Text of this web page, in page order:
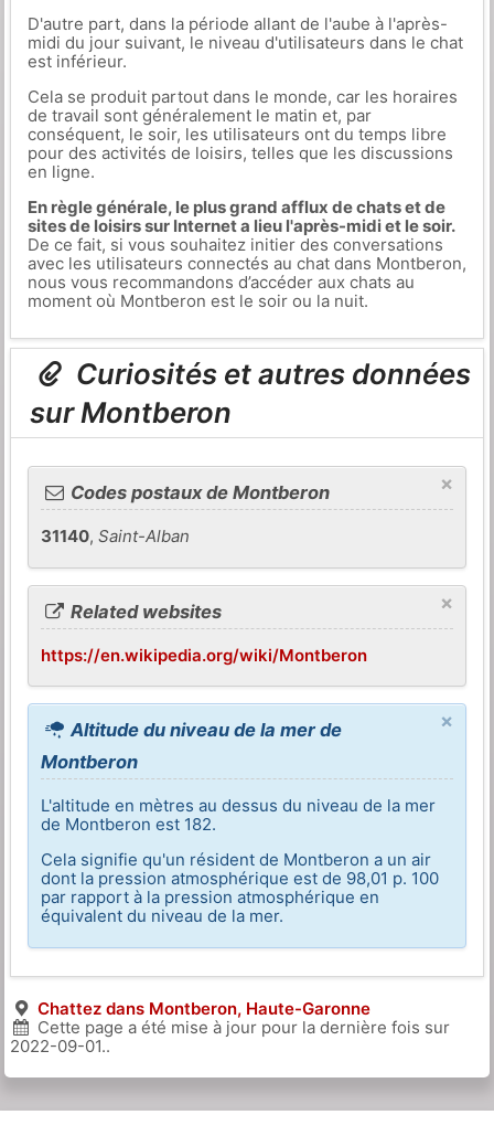
D'autre part, dans la période allant de l'aube à l'après-
midi du jour suivant, le niveau d'utilisateurs dans le chat
est inférieur.
Cela se produit partout dans le monde, car les horaires
de travail sont généralement le matin et, par
conséquent, le soir, les utilisateurs ont du temps libre
pour des activités de loisirs, telles que les discussions
en ligne.
En règle générale, le plus grand afflux de chats et de
sites de loisirs sur Internet a lieu l'après-midi et le soir.
De ce fait, si vous souhaitez initier des conversations
avec les utilisateurs connectés au chat dans Montberon,
nous vous recommandons d’accéder aux chats au
moment où Montberon est le soir ou la nuit.
Curiosités et autres données
sur Montberon
×
Codes postaux de Montberon
31140,Saint-Alban
×
Related websites
https://en.wikipedia.org/wiki/Montberon
×
Altitude du niveau de la mer de
Montberon
L'altitude en mètres au dessus du niveau de la mer
de Montberon est 182.
Cela signifie qu'un résident de Montberon a un air
dont la pression atmosphérique est de 98,01 p. 100
par rapport à la pression atmosphérique en
équivalent du niveau de la mer.
Chattez dans Montberon, Haute-Garonne
Cette page a été mise à jour pour la dernière fois sur
2022-09-01..